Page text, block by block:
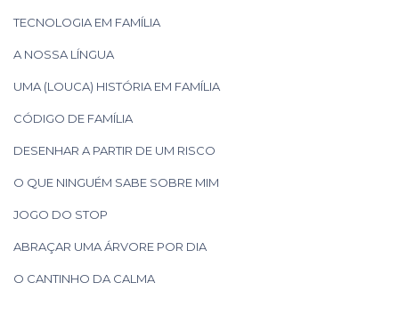
TECNOLOGIA EM FAMÍLIA
A NOSSA LÍNGUA
UMA (LOUCA) HISTÓRIA EM FAMÍLIA
CÓDIGO DE FAMÍLIA
DESENHAR A PARTIR DE UM RISCO
O QUE NINGUÉM SABE SOBRE MIM
JOGO DO STOP
ABRAÇAR UMA ÁRVORE POR DIA
O CANTINHO DA CALMA